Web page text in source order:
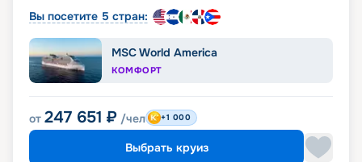
Вы посетите 5 стран:
MSC World America
КОМФОРТ
от 247 651 ₽ /чел +1 000
Выбрать круиз